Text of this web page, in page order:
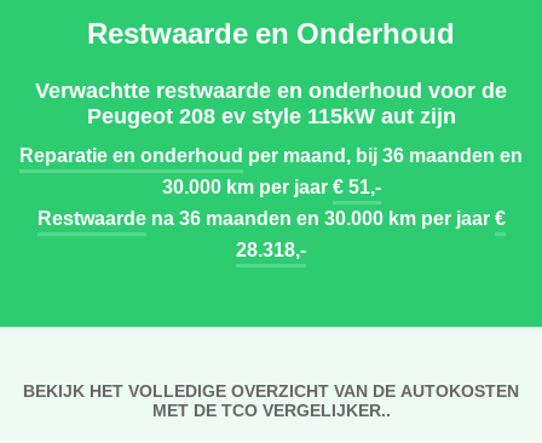
Restwaarde en Onderhoud
Verwachtte restwaarde en onderhoud voor de
Peugeot 208 ev style 115kW aut zijn
Reparatie en onderhoud per maand, bij 36 maanden en
30.000 km per jaar€ 51,-
Restwaardena 36 maanden en 30.000 km per jaar€
28.318,-
BEKIJK HET VOLLEDIGE OVERZICHT VAN DE AUTOKOSTEN
MET DE TCO VERGELIJKER..